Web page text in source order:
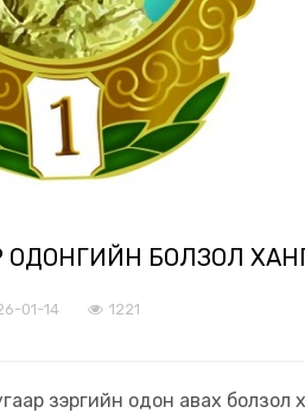
БОЛЗОЛ
01-14 1221
зэргийн одон авах